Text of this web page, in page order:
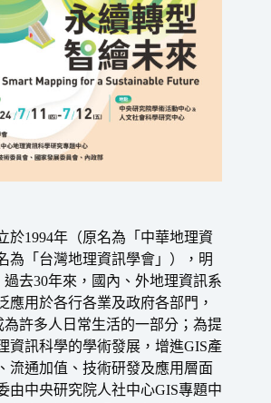
於1994年（原名為「中華地理資
為「台灣地理資訊學會」），明
過去30年來，國內、外地理資訊系
應用於各行各業及政府各部門，
許多人日常生活的一部分；為提
資訊科學的學術發展，增進GIS產
流通加值、技術研發及應用層面
由中央研究院人社中心GIS專題中